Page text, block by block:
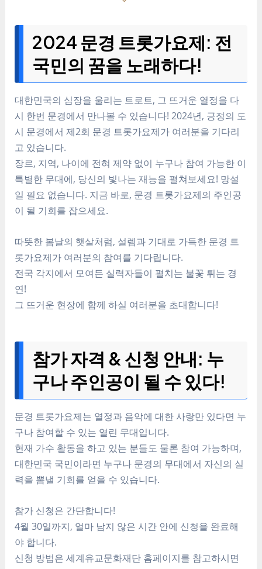
2024 문경 트롯가요제: 전
국민의 꿈을 노래하다!
대한민국의 심장을 울리는 트로트, 그 뜨거운 열정을 다
시 한번 문경에서 만나볼 수 있습니다! 2024년, 긍정의 도
시 문경에서 제2회 문경 트롯가요제가 여러분을 기다리
고 있습니다.
장르, 지역, 나이에 전혀 제약 없이 누구나 참여 가능한 이
특별한 무대에, 당신의 빛나는 재능을 펼쳐보세요! 망설
일 필요 없습니다. 지금 바로, 문경 트롯가요제의 주인공
이 될 기회를 잡으세요.
따뜻한 봄날의 햇살처럼, 설렘과 기대로 가득한 문경 트
롯가요제가 여러분의 참여를 기다립니다.
전국 각지에서 모여든 실력자들이 펼치는 불꽃 튀는 경
연!
그 뜨거운 현장에 함께 하실 여러분을 초대합니다!
참가 자격 & 신청 안내: 누
구나 주인공이 될 수 있다!
문경 트롯가요제는 열정과 음악에 대한 사랑만 있다면 누
구나 참여할 수 있는 열린 무대입니다.
현재 가수 활동을 하고 있는 분들도 물론 참여 가능하며,
대한민국 국민이라면 누구나 문경의 무대에서 자신의 실
력을 뽐낼 기회를 얻을 수 있습니다.
참가 신청은 간단합니다!
4월 30일까지, 얼마 남지 않은 시간 안에 신청을 완료해
야 합니다.
신청 방법은 세계유교문화재단 홈페이지를 참고하시면